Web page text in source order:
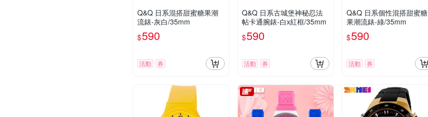
Q&Q 日系混搭甜蜜糖果潮
流錶-灰白/35mm
$590
活動 券
Q&Q 日系古城堡神秘忍法
帖卡通腕錶-白x紅框/35mm
$590
活動 券
Q&Q 日系個性混搭甜蜜糖
果潮流錶-綠/35mm
$590
活動 券